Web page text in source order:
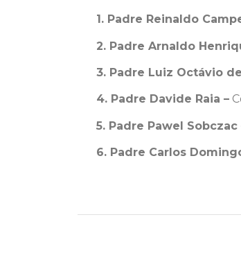
1. Padre Reinaldo
2. Padre Arnaldo
3. Padre Luiz Octávio
4. Padre Davide Raia –
5. Padre Pawel Sobczac
6. Padre Carlos